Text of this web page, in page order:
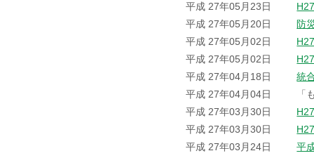
平成 27年05月23日
平成 27年05月20日
防
平成 27年05月02日
平成 27年05月02日
平成 27年04月18日
統
平成 27年04月04日
「
平成 27年03月30日
平成 27年03月30日
平成 27年03月24日
平